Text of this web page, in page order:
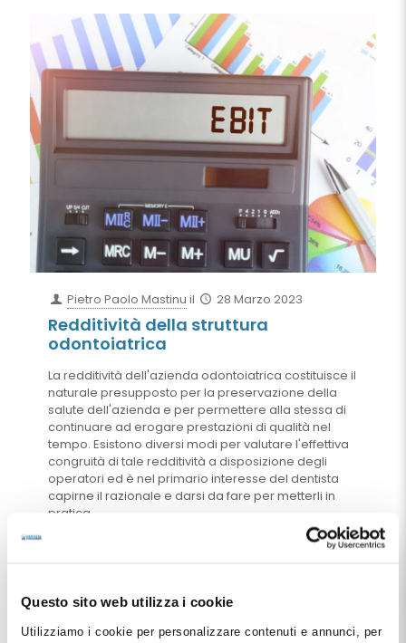
Questo sito web utilizza i cookie
Utilizziamo i cookie per personalizzare contenuti e annunci, per
Pietro Paolo Mastinu il 28 Marzo 2023
Redditività della struttura
odontoiatrica
La redditività dell'azienda odontoiatrica costituisce il
naturale presupposto per la preservazione della
salute dell'azienda e per permettere alla stessa di
continuare ad erogare prestazioni di qualità nel
tempo. Esistono diversi modi per valutare l'effettiva
congruità di tale redditività a disposizione degli
operatori ed è nel primario interesse del dentista
capirne il razionale e darsi da fare per metterli in
pratica.